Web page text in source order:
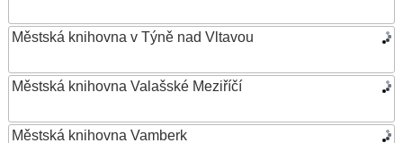
Městská knihovna v Týně nad Vltavou
Městská knihovna Valašské Meziříčí
Městská knihovna Vamberk